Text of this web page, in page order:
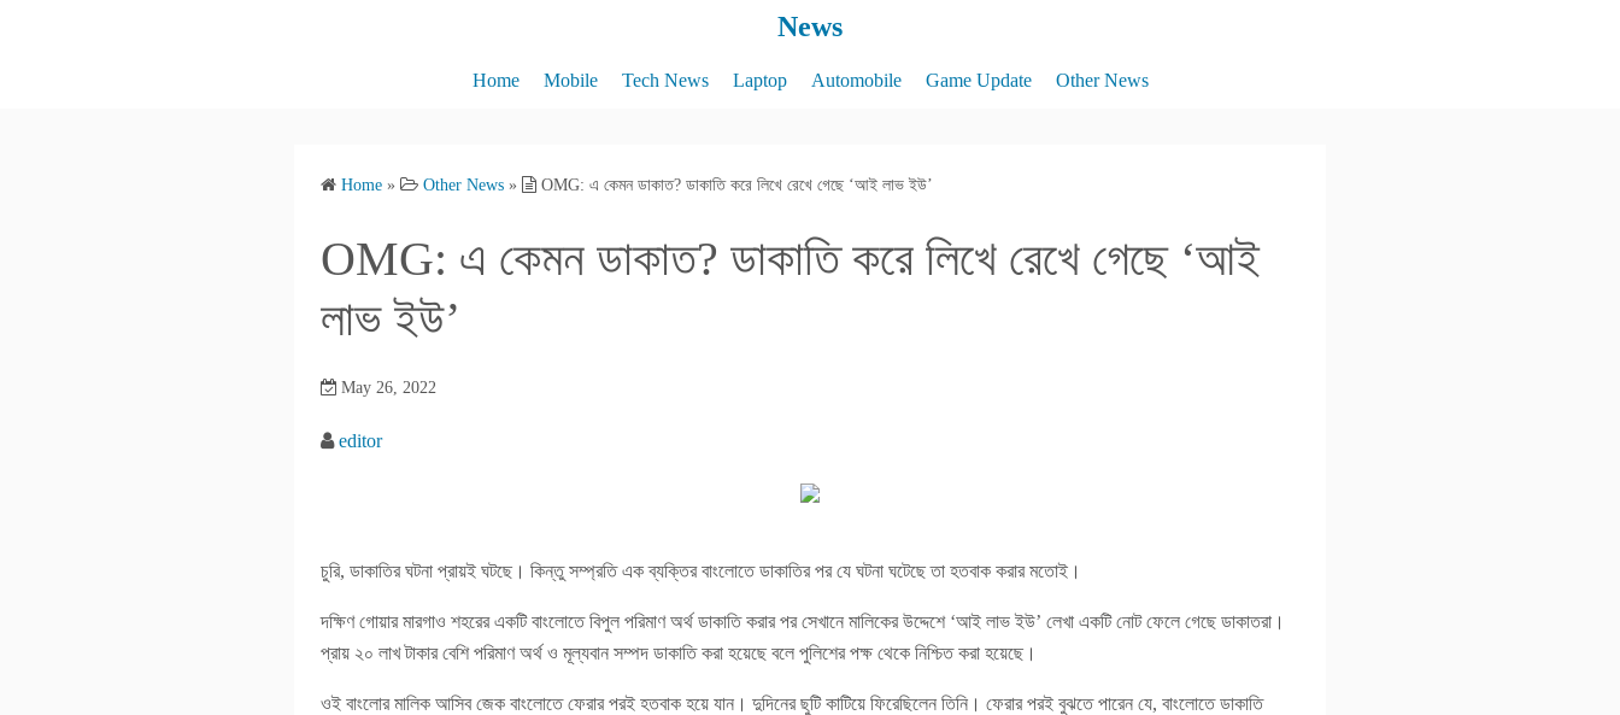
News
Home Mobile Tech News Laptop Automobile Game Update Other News
Home » Other News » OMG: এ কেমন ডাকাত? ডাকাতি করে লিখে রেখে গেছে ‘আই লাভ ইউ’
OMG: এ কেমন ডাকাত? ডাকাতি করে লিখে রেখে গেছে ‘আই
লাভ ইউ’
May 26, 2022
editor
চুরি, ডাকাতির ঘটনা প্রায়ই ঘটছে। কিন্তু সম্প্রতি এক ব্যক্তির বাংলোতে ডাকাতির পর যে ঘটনা ঘটেছে তা হতবাক করার মতোই।
দক্ষিণ গোয়ার মারগাও শহরের একটি বাংলোতে বিপুল পরিমাণ অর্থ ডাকাতি করার পর সেখানে মালিকের উদ্দেশে ‘আই লাভ ইউ’ লেখা একটি নোট ফেলে গেছে ডাকাতরা।
প্রায় ২০ লাখ টাকার বেশি পরিমাণ অর্থ ও মূল্যবান সম্পদ ডাকাতি করা হয়েছে বলে পুলিশের পক্ষ থেকে নিশ্চিত করা হয়েছে।
ওই বাংলোর মালিক আসিব জেক বাংলোতে ফেরার পরই হতবাক হয়ে যান। দুদিনের ছুটি কাটিয়ে ফিরেছিলেন তিনি। ফেরার পরই বুঝতে পারেন যে, বাংলোতে ডাকাতি